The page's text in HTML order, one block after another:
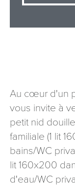
Au cœur d'un
vous invite à
petit nid
familiale (1 lit
bains/WC
lit 160x200
d'eau/WC
Message*
Les
nécessaires au
mention
rectification et
que vous
courriel à
signé
l’adresse
esplanade
cedex